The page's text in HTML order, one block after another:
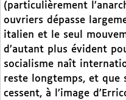
(particulièrement
ouvriers dépasse
italien et le seul
d’autant plus évident
socialisme naît
reste longtemps, et que
cessent, à l’image